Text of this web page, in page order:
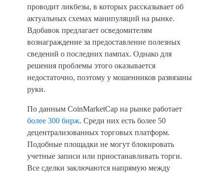
проводит ликбезы, в которых рассказывает об
актуальных схемах манипуляций на рынке.
Вдобавок предлагает осведомителям
вознаграждение за предоставление полезных
сведений о последних пампах. Однако для
решения проблемы этого оказывается
недостаточно, поэтому у мошенников развязаны
руки.
По данным CoinMarketCap на рынке работает
более 300 бирж. Среди них есть более 50
децентрализованных торговых платформ.
Подобные площадки не могут блокировать
учетные записи или приостанавливать торги.
Все сделки заключаются напрямую между